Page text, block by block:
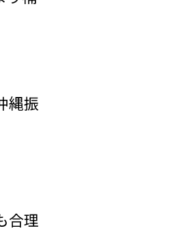
縄振
合理